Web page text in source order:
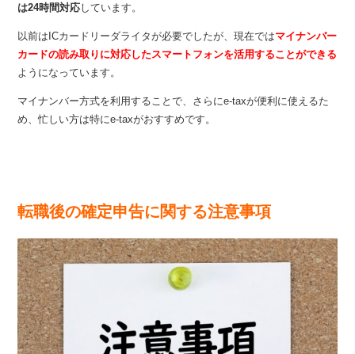
は24時間対応しています。
以前はICカードリーダライタが必要でしたが、現在ではマイナンバー
カードの読み取りに対応したスマートフォンを活用することができる
ようになっています。
マイナンバー方式を利用することで、さらにe-taxが便利に使えるた
め、忙しい方は特にe-taxがおすすめです。
転職後の確定申告に関する注意事項